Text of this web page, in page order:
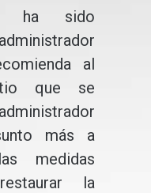
ha sido
al
que se
más a
medidas
la